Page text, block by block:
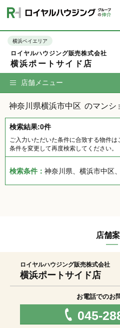
横浜ベイエリア
ロイヤルハウジング販売株式会社
横浜ポートサイド店
店舗メニュー
神奈川県横浜市中区 のマンシ
検索結果:0件
ご入力いただいた条件に合致する物件は
条件を変更して再度検索してください。
検索条件： 神奈川県、横浜市中区、下限なし～上限なし、指定しない、指
店舗
ロイヤルハウジング販売株式会社
横浜ポートサイド店
お電話でのお
045-
ロイヤルハウジンググループト
買いたい
売りたい
借りたい
貸したい
企業情報